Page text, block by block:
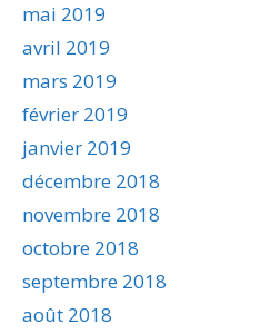
mai 2019
avril 2019
mars 2019
février 2019
janvier 2019
décembre 2018
novembre 2018
octobre 2018
septembre 2018
août 2018